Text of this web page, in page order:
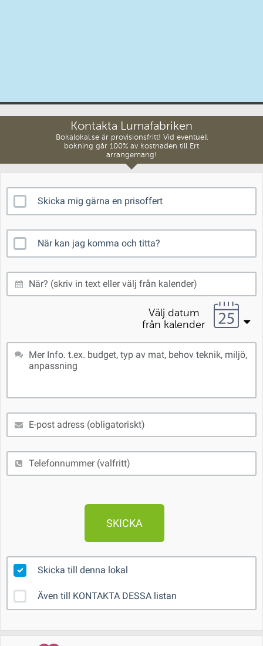
Kontakta Lumafabriken
Bokalokal.se är provisionsfritt! Vid eventuell
bokning går 100% av kostnaden till Ert
arrangemang!
Skicka mig gärna en prisoffert
När kan jag komma och titta?
Välj datum
från kalender
Mån Tis Ons Tor Fre Lör Sön
SKICKA
Skicka till denna lokal
Även till KONTAKTA DESSA listan